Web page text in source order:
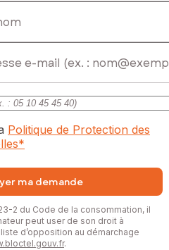
Politique de Protection des
*
ma demande
2 du Code de la consommation, il
peut user de son droit à
d’opposition au démarchage
.